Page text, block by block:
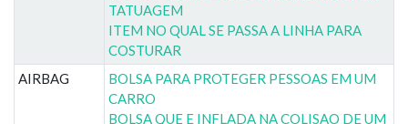
TATUAGEM
ITEM NO QUAL SE PASSA A LINHA PARA
COSTURAR
AIRBAG
BOLSA PARA PROTEGER PESSOAS EM UM
CARRO
BOLSA QUE E INFLADA NA COLISAO DE UM